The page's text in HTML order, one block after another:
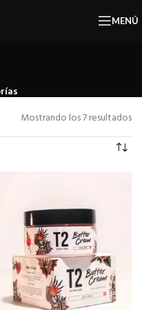
MENÚ
Mostrando los 7 resultados